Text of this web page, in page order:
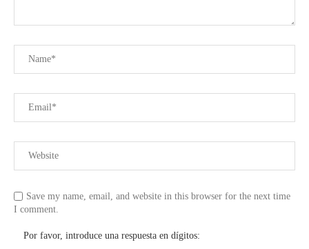
Save my name, email, and website in this browser for the next time
I comment.
Por favor, introduce una respuesta en dígitos: